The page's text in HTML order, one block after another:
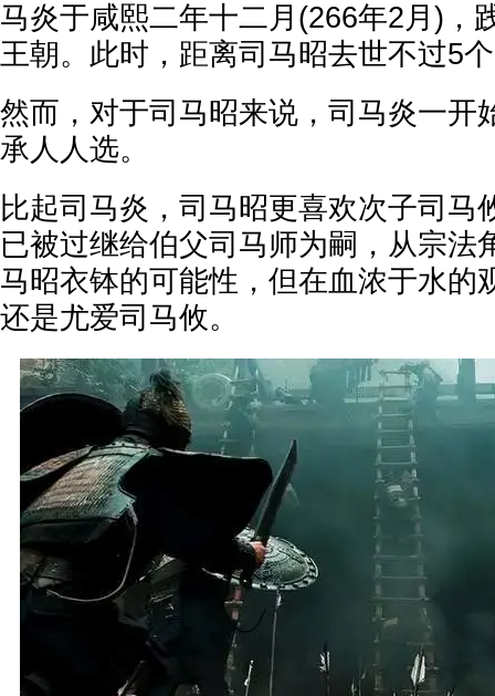
马炎于咸熙二年十二月(266年2月)，
王朝。此时，距离司马昭去世不过5
然而，对于司马昭来说，司马炎一开
承人人选。
比起司马炎，司马昭更喜欢次子司马
已被过继给伯父司马师为嗣，从宗法
马昭衣钵的可能性，但在血浓于水的
还是尤爱司马攸。